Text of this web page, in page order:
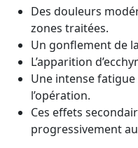
Des douleurs
zones traitées.
Un gonflement de
L’apparition
Une intense
l’opération.
Ces effets
progressivement